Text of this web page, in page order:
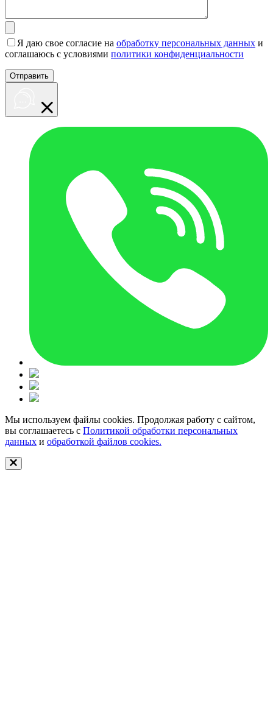
Я даю свое согласие на обработку персональных данных и
соглашаюсь с условиями политики конфиденциальности
Мы используем файлы cookies. Продолжая работу с сайтом,
вы соглашаетесь с Политикой обработки персональных
данных и обработкой файлов cookies.